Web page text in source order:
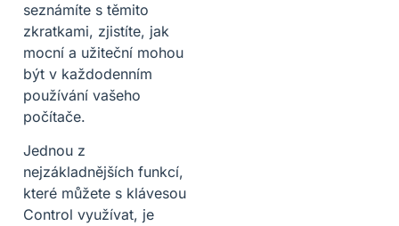
seznámíte s těmito
zkratkami, zjistíte, jak
mocní a užiteční mohou
být v každodenním
používání vašeho
počítače.
Jednou z
nejzákladnějších funkcí,
které můžete s klávesou
Control využívat, je